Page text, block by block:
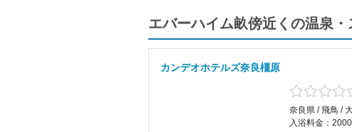
エバーハイム畝傍近くの温泉
カンデオホテルズ奈良橿原
奈良県 / 飛鳥 /
入浴料金：